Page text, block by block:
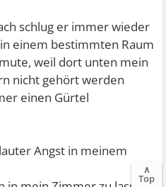
schlug er immer wieder
einem bestimmten Raum
weil dort unten mein
nicht gehört werden
einen Gürtel
Angst in meinem
∧
Top